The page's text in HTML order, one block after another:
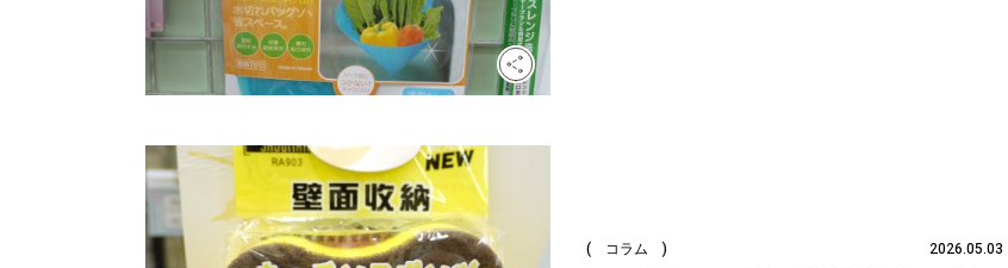
( コラム ) 2026.05.03